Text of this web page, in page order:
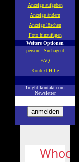
Anzeige aufgeben
Anzeige ändern
Anzeige löschen
Foto hinzufügen
Weitere Optionen
persönl. Suchagent
FAQ
Kontext Hilfe
1night-kontakt.com
Newsletter